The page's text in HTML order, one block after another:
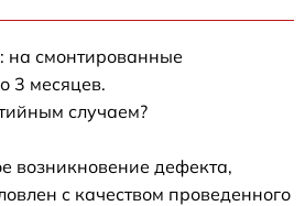
на смонтированные
3 месяцев.
случаем?
возникновение дефекта,
с качеством проведенного